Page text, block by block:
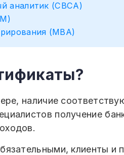
аналитик (CBCA)
(MBA)
наличие
получение
клиенты